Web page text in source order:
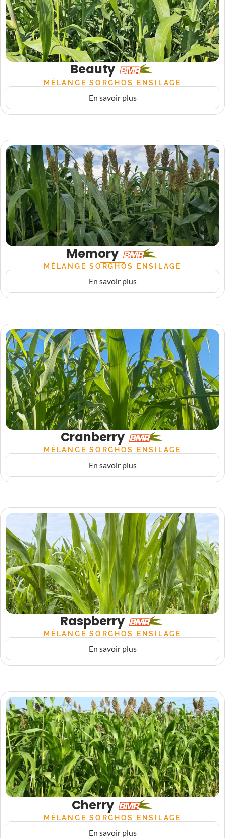
Beauty
MÉLANGE SORGHOS ENSILAGE
En savoir plus
Memory
MÉLANGE SORGHOS ENSILAGE
En savoir plus
Cranberry
MÉLANGE SORGHOS ENSILAGE
En savoir plus
Raspberry
MÉLANGE SORGHOS ENSILAGE
En savoir plus
Cherry
MÉLANGE SORGHOS ENSILAGE
En savoir plus